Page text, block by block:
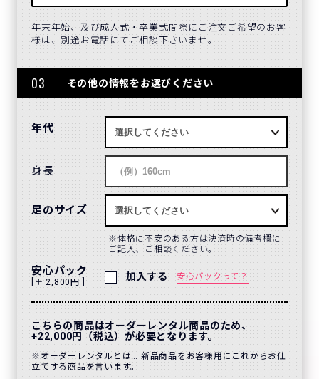
年末年始、及び成人式・卒業式間際にご注文ご希望のお客
様は、別途お電話にてご相談下さいませ。
03 その他の情報をお選びください
年代
身長
足のサイズ
体格に不安のある方は決済時の備考欄に
ご記入、ご相談ください。
安心パック
[＋ 2,800円 ] 加入する 安心パックって？
こちらの商品はオーダーレンタル商品のため、
+22,000円（税込）が必要となります。
※オーダーレンタルとは… 新品商品をお客様用にこれからお仕
立てする商品を言います。